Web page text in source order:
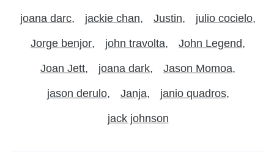
joana darc jackie chan Justin julio cocielo
Jorge benjor john travolta John Legend
Joan Jett joana dark Jason Momoa
jason derulo Janja janio quadros
jack johnson